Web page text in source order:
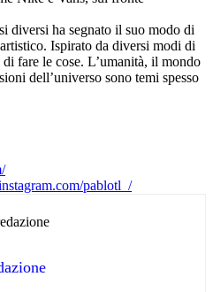
diversi ha segnato il suo modo di
Ispirato da diversi modi di
fare le cose. L’umanità, il mondo
dell’universo sono temi spesso
pablotl_/